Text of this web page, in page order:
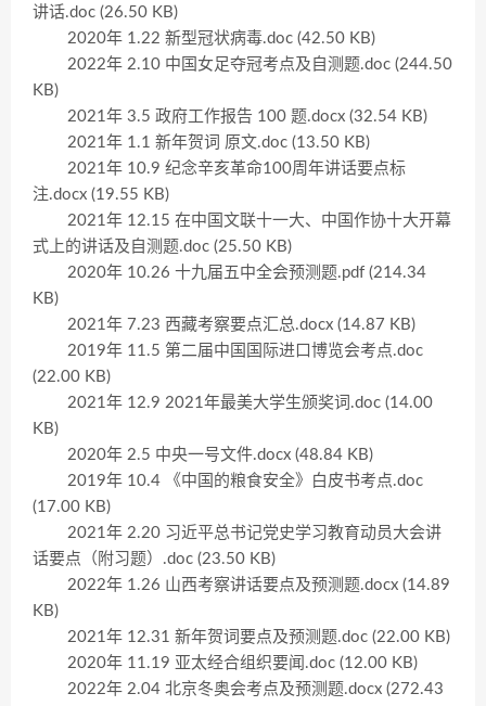
讲话.doc (26.50 KB)
2020年 1.22 新型冠状病毒.doc (42.50 KB)
2022年 2.10 中国女足夺冠考点及自测题.doc (244.50
KB)
2021年 3.5 政府工作报告 100 题.docx (32.54 KB)
2021年 1.1 新年贺词 原文.doc (13.50 KB)
2021年 10.9 纪念辛亥革命100周年讲话要点标
注.docx (19.55 KB)
2021年 12.15 在中国文联十一大、中国作协十大开幕
式上的讲话及自测题.doc (25.50 KB)
2020年 10.26 十九届五中全会预测题.pdf (214.34
KB)
2021年 7.23 西藏考察要点汇总.docx (14.87 KB)
2019年 11.5 第二届中国国际进口博览会考点.doc
(22.00 KB)
2021年 12.9 2021年最美大学生颁奖词.doc (14.00
KB)
2020年 2.5 中央一号文件.docx (48.84 KB)
2019年 10.4 《中国的粮食安全》白皮书考点.doc
(17.00 KB)
2021年 2.20 习近平总书记党史学习教育动员大会讲
话要点（附习题）.doc (23.50 KB)
2022年 1.26 山西考察讲话要点及预测题.docx (14.89
KB)
2021年 12.31 新年贺词要点及预测题.doc (22.00 KB)
2020年 11.19 亚太经合组织要闻.doc (12.00 KB)
2022年 2.04 北京冬奥会考点及预测题.docx (272.43